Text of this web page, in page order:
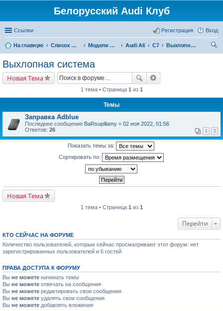
Белорусский Audi Клуб
Ссылки Вход
Регистрация
На главную Список форумов Модели Audi Audi A6 C7
Выхлопная система
Выхлопная система
Новая Тема
1 тема • Страница 1 из 1
Темы
Заправка Adblue
Последнее сообщение BaRsupillamy « 02 ноя 2022, 01:56
Ответов: 26 1 2
Показать темы за:
Сортировать по:
Новая Тема
1 тема • Страница 1 из 1
Перейти
КТО СЕЙЧАС НА ФОРУМЕ
Количество пользователей, которые сейчас просматривают этот форум: нет
зарегистрированных пользователей и 6 гостей
ПРАВА ДОСТУПА К ФОРУМУ
Вы не можете начинать темы
Вы не можете отвечать на сообщения
Вы не можете редактировать свои сообщения
Вы не можете удалять свои сообщения
Вы не можете добавлять вложения